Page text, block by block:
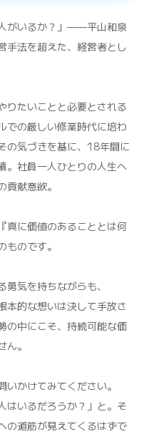
がいるか？」——平山和泉
手法を超えた、経営者とし
りたいことと必要とされる
での厳しい修業時代に培わ
の気づきを基に、18年間に
。社員一人ひとりの人生へ
献意欲。
真に価値のあることとは何
のです。
勇気を持ちながらも、
本的な想いは決して手放さ
の中にこそ、持続可能な価
。
かけてみてください。
はいるだろうか？」と。そ
の道筋が見えてくるはずで